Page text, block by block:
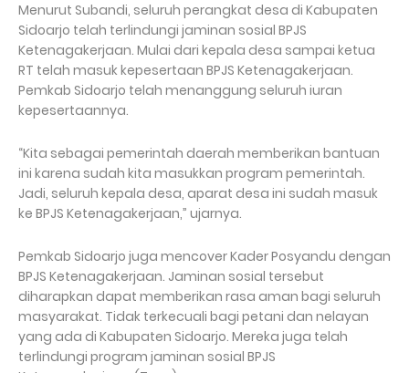
Menurut Subandi, seluruh perangkat desa di Kabupaten
Sidoarjo telah terlindungi jaminan sosial BPJS
Ketenagakerjaan. Mulai dari kepala desa sampai ketua
RT telah masuk kepesertaan BPJS Ketenagakerjaan.
Pemkab Sidoarjo telah menanggung seluruh iuran
kepesertaannya.
“Kita sebagai pemerintah daerah memberikan bantuan
ini karena sudah kita masukkan program pemerintah.
Jadi, seluruh kepala desa, aparat desa ini sudah masuk
ke BPJS Ketenagakerjaan,” ujarnya.
Pemkab Sidoarjo juga mencover Kader Posyandu dengan
BPJS Ketenagakerjaan. Jaminan sosial tersebut
diharapkan dapat memberikan rasa aman bagi seluruh
masyarakat. Tidak terkecuali bagi petani dan nelayan
yang ada di Kabupaten Sidoarjo. Mereka juga telah
terlindungi program jaminan sosial BPJS